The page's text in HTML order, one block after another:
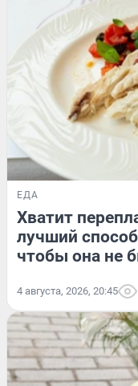
ЕДА
Хватит
лучший
чтобы она не
4 августа, 2026, 20:45